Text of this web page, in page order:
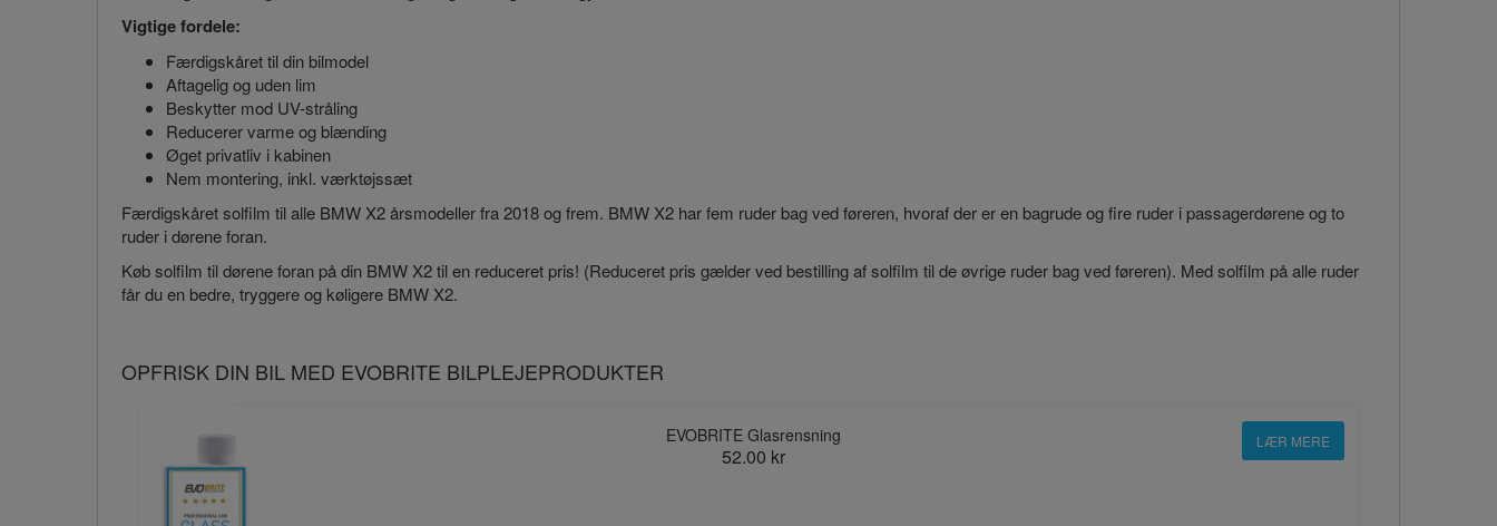
Vigtige fordele:
Færdigskåret til din bilmodel
Aftagelig og uden lim
Beskytter mod UV-stråling
Reducerer varme og blænding
Øget privatliv i kabinen
Nem montering, inkl. værktøjssæt
Færdigskåret solfilm til alle BMW X2 årsmodeller fra 2018 og frem. BMW X2 har fem ruder bag ved føreren, hvoraf der er en bagrude og fire ruder i passagerdørene og to
ruder i dørene foran.
Køb solfilm til dørene foran på din BMW X2 til en reduceret pris! (Reduceret pris gælder ved bestilling af solfilm til de øvrige ruder bag ved føreren). Med solfilm på alle ruder
får du en bedre, tryggere og køligere BMW X2.
OPFRISK DIN BIL MED EVOBRITE BILPLEJEPRODUKTER
EVOBRITE Glasrensning
52.00 kr
LÆR MERE